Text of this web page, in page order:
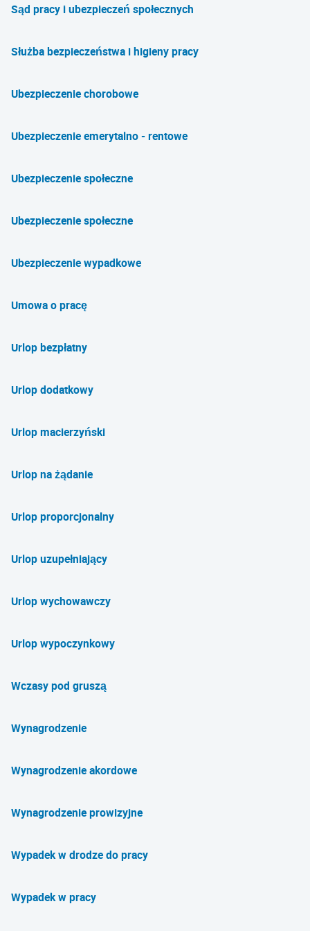
Sąd pracy i ubezpieczeń społecznych
Służba bezpieczeństwa i higieny pracy
Ubezpieczenie chorobowe
Ubezpieczenie emerytalno - rentowe
Ubezpieczenie społeczne
Ubezpieczenie społeczne
Ubezpieczenie wypadkowe
Umowa o pracę
Urlop bezpłatny
Urlop dodatkowy
Urlop macierzyński
Urlop na żądanie
Urlop proporcjonalny
Urlop uzupełniający
Urlop wychowawczy
Urlop wypoczynkowy
Wczasy pod gruszą
Wynagrodzenie
Wynagrodzenie akordowe
Wynagrodzenie prowizyjne
Wypadek w drodze do pracy
Wypadek w pracy